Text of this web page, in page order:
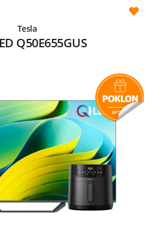
Tesla
Q50E655GUS